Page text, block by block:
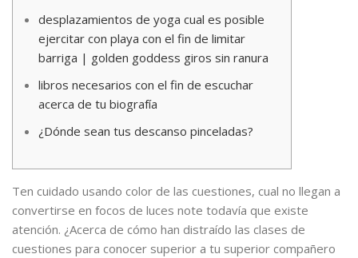
desplazamientos de yoga cual es posible
ejercitar con playa con el fin de limitar
barriga | golden goddess giros sin ranura
libros necesarios con el fin de escuchar
acerca de tu biografía
¿Dónde sean tus descanso pinceladas?
Ten cuidado usando color de las cuestiones, cual no llegan a
convertirse en focos de luces note todavía que existe
atención. ¿Acerca de cómo han distraído las clases de
cuestiones para conocer superior a tu superior compañero